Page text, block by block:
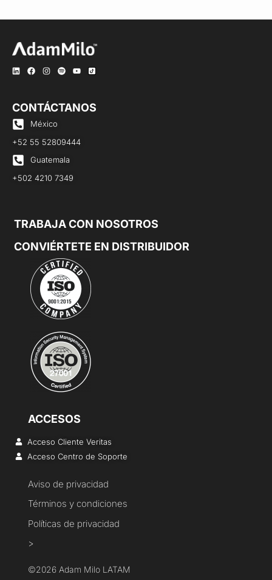
CONTÁCTANOS
México
+52 55 52809444
Guatemala
+502 4210 7349
TRABAJA CON NOSOTROS
CONVIÉRTETE EN DISTRIBUIDOR
ACCESOS
Acceso Cliente Veritas
Acceso Centro de Soporte
Aviso de privacidad
Términos y condiciones
Políticas de privacidad
>
©2026 Adam Milo LATAM